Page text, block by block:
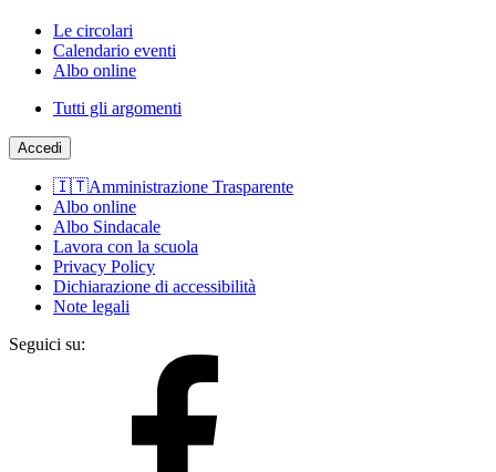
Le circolari
Calendario eventi
Albo online
Tutti gli argomenti
Accedi
🇮🇹Amministrazione Trasparente
Albo online
Albo Sindacale
Lavora con la scuola
Privacy Policy
Dichiarazione di accessibilità
Note legali
Seguici su: